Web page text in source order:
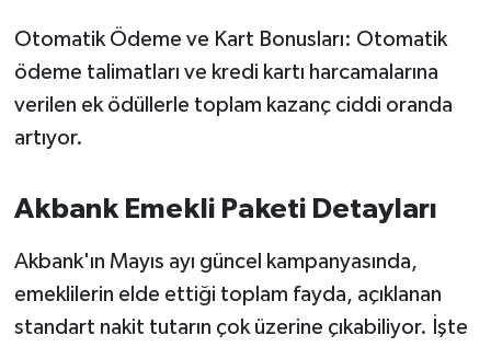
Otomatik Ödeme ve Kart Bonusları: Otomatik
ödeme talimatları ve kredi kartı harcamalarına
verilen ek ödüllerle toplam kazanç ciddi oranda
artıyor.
Akbank Emekli Paketi Detayları
Akbank'ın Mayıs ayı güncel kampanyasında,
emeklilerin elde ettiği toplam fayda, açıklanan
standart nakit tutarın çok üzerine çıkabiliyor. İşte
SPOR
SÜRMANŞET
Susurluk
TARİHTE BUGÜN
TEKNOLOJİ